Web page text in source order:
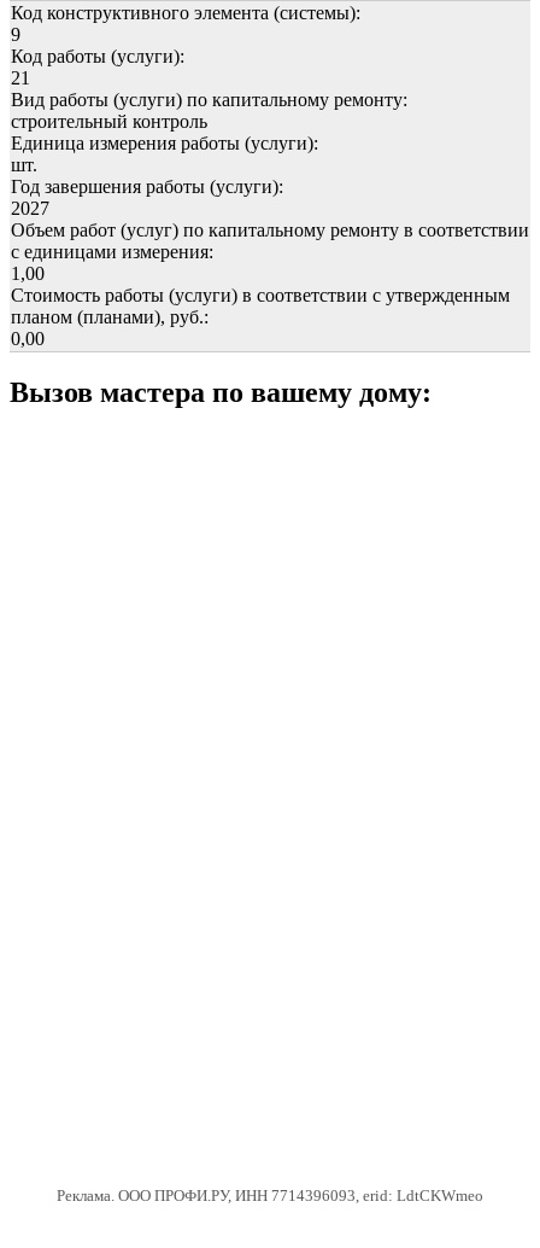
Код конструктивного элемента (системы):
9
Код работы (услуги):
21
Вид работы (услуги) по капитальному ремонту:
строительный контроль
Единица измерения работы (услуги):
шт.
Год завершения работы (услуги):
2027
Объем работ (услуг) по капитальному ремонту в соответствии
с единицами измерения:
1,00
Стоимость работы (услуги) в соответствии с утвержденным
планом (планами), руб.:
0,00
Вызов мастера по вашему дому:
Реклама. ООО ПРОФИ.РУ, ИНН 7714396093, erid: LdtCKWmeo